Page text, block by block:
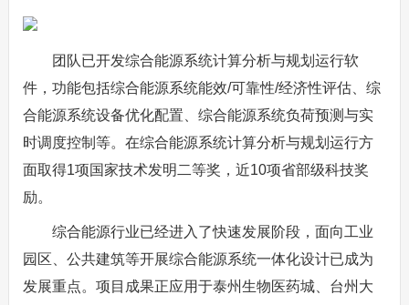
团队已开发综合能源系统计算分析与规划运行软
件，功能包括综合能源系统能效/可靠性/经济性评估、综
合能源系统设备优化配置、综合能源系统负荷预测与实
时调度控制等。在综合能源系统计算分析与规划运行方
面取得1项国家技术发明二等奖，近10项省部级科技奖
励。
综合能源行业已经进入了快速发展阶段，面向工业
园区、公共建筑等开展综合能源系统一体化设计已成为
发展重点。项目成果正应用于泰州生物医药城、台州大